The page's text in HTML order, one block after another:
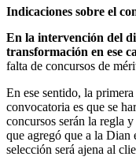
Indicaciones sobre el
En la intervención del
transformación en ese
falta de concursos de
En ese sentido, la
convocatoria es que se
concursos serán la regla
que agregó que a la Dian
selección será ajena al